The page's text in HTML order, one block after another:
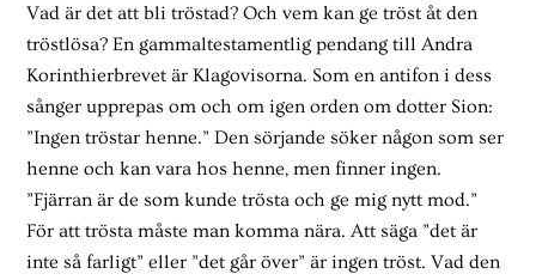
Vad är det att bli tröstad? Och vem kan ge tröst åt den
tröstlösa? En gammaltestamentlig pendang till Andra
Korinthierbrevet är Klagovisorna. Som en antifon i dess
sånger upprepas om och om igen orden om dotter Sion:
”Ingen tröstar henne.” Den sörjande söker någon som ser
henne och kan vara hos henne, men finner ingen.
”Fjärran är de som kunde trösta och ge mig nytt mod.”
För att trösta måste man komma nära. Att säga ”det är
inte så farligt” eller ”det går över” är ingen tröst. Vad den